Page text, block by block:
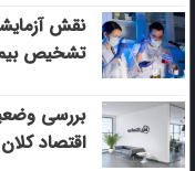
نقش
تشخیص
بررسی
اقتصاد کلان